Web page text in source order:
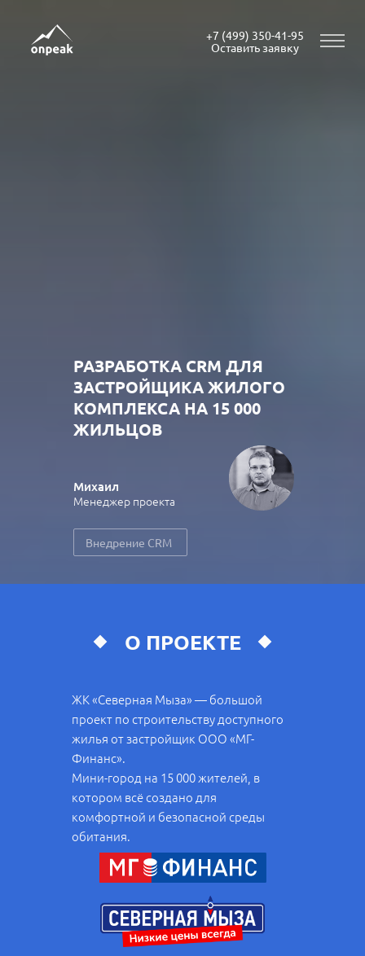
Оставить заявку
+7 (499) 350-41-95
РАЗРАБОТКА CRM ДЛЯ
ЗАСТРОЙЩИКА ЖИЛОГО
КОМПЛЕКСА НА 15 000
ЖИЛЬЦОВ
Внедрение CRM
Михаил
Менеджер проекта
О ПРОЕКТЕ
ЖК «Северная Мыза» — большой
проект по строительству доступного
жилья от застройщик ООО «МГ-
Финанс».
Мини-город на 15 000 жителей, в
котором всё создано для
комфортной и безопасной среды
обитания.